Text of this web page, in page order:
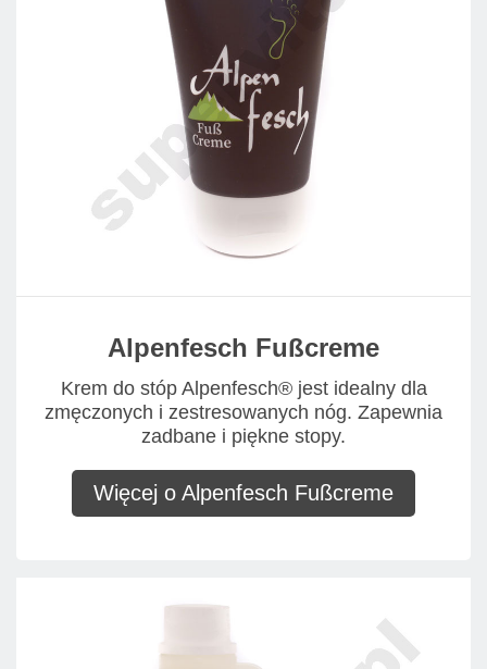
Alpenfesch Fußcreme
Krem do stóp Alpenfesch® jest idealny dla
zmęczonych i zestresowanych nóg. Zapewnia
zadbane i piękne stopy.
Więcej o Alpenfesch Fußcreme